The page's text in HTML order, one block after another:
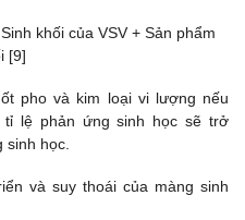
khối của VSV + Sản phẩm
[9]
pho và kim loại vi lượng nếu
lệ phản ứng sinh học sẽ trở
học.
và suy thoái của màng sinh